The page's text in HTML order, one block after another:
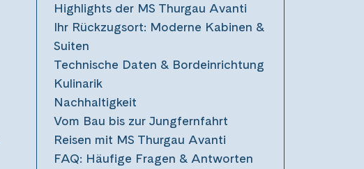
Highlights der MS Thurgau Avanti
Ihr Rückzugsort: Moderne Kabinen &
Suiten
Technische Daten & Bordeinrichtung
Kulinarik
Nachhaltigkeit
Vom Bau bis zur Jungfernfahrt
Reisen mit MS Thurgau Avanti
FAQ: Häufige Fragen & Antworten